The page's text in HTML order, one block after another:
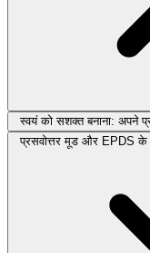
स्वयं को सशक्त बनाना: अपने
प्रसवोत्तर मूड और EPDS के